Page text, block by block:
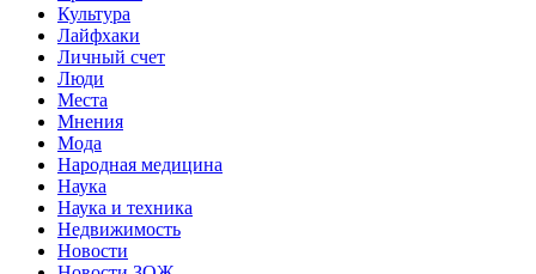
Культура
Лайфхаки
Личный счет
Люди
Места
Мнения
Мода
Народная медицина
Наука
Наука и техника
Недвижимость
Новости